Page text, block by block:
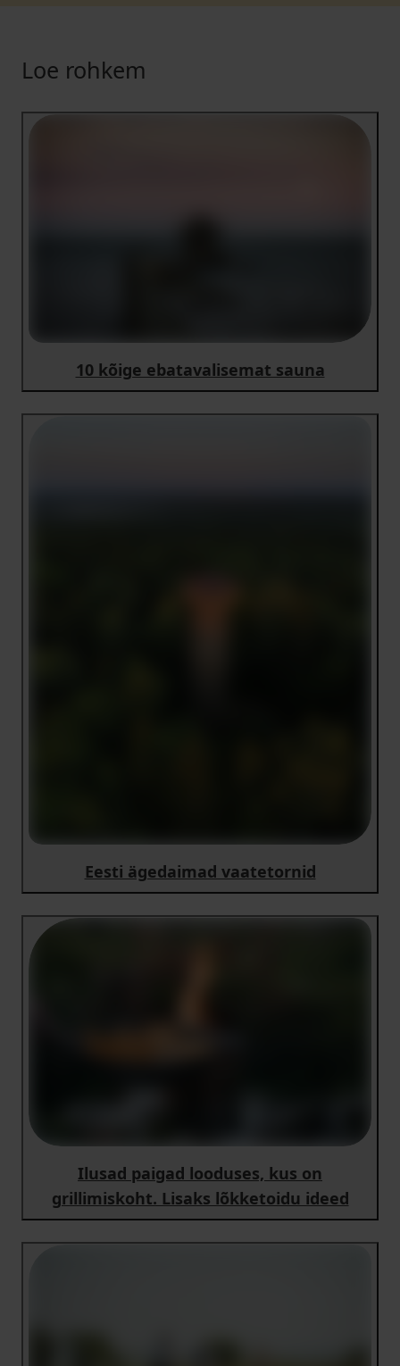
Loe rohkem
10 kõige ebatavalisemat sauna
Eesti ägedaimad vaatetornid
Ilusad paigad looduses, kus on
grillimiskoht. Lisaks lõkketoidu ideed